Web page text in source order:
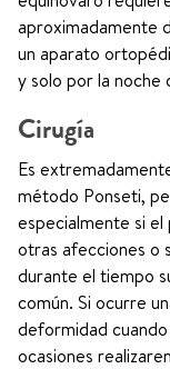
aproximadamente
un aparato
y solo por la noche
Cirugía
Es
método Ponseti,
especialmente si
otras afecciones o
durante el tiempo
común. Si ocurre
deformidad
ocasiones